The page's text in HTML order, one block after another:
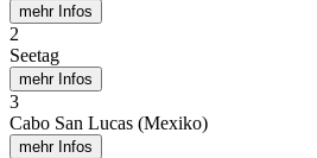
mehr Infos
2
Seetag
mehr Infos
3
Cabo San Lucas (Mexiko)
mehr Infos